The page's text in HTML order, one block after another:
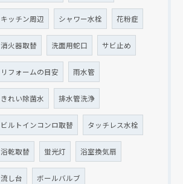
キッチン周辺 シャワー水栓 花粉症
消火器取替 洗面用蛇口 サビ止め
リフォームの目安 雨水管
きれい除菌水 排水管洗浄
ビルトインコンロ取替 タッチレス水栓
浴乾取替 蛍光灯 浴室換気扇
流し台 ボールバルブ